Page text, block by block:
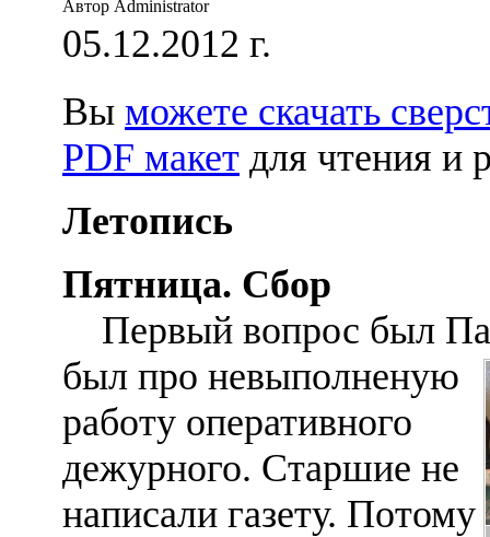
Автор Administrator
05.12.2012 г.
Вы можете скачать
PDF макет для чтения и
Летопись
Пятница. Сбор
Первый вопрос был
был про невыполненую
работу оперативного
дежурного. Старшие не
написали газету. Потому